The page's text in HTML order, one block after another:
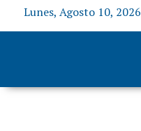
Lunes, Agosto 10, 2026